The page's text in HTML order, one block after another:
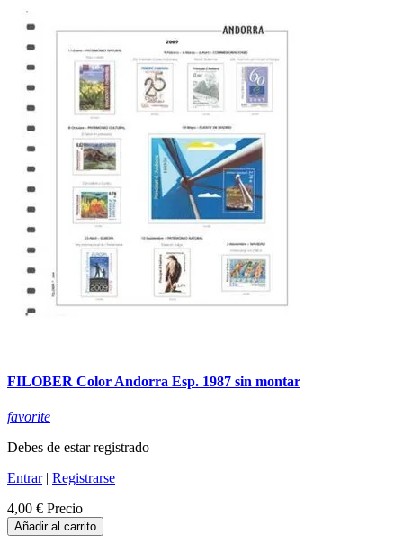
FILOBER Color Andorra Esp. 1987 sin montar
favorite
Debes de estar registrado
Entrar| Registrarse
4,00 € Precio
Añadir al carrito